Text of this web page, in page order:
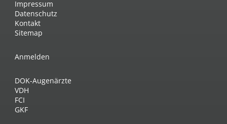
Impressum
Datenschutz
Kontakt
Sitemap
Anmelden
DOK-Augenärzte
VDH
FCI
GKF